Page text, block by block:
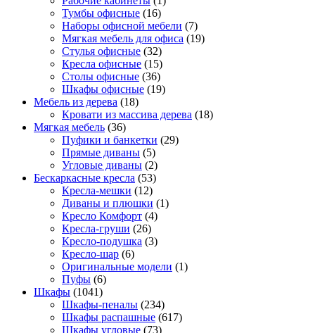
Тумбы офисные (16)
Наборы офисной мебели (7)
Мягкая мебель для офиса (19)
Стулья офисные (32)
Кресла офисные (15)
Столы офисные (36)
Шкафы офисные (19)
Мебель из дерева (18)
Кровати из массива дерева (18)
Мягкая мебель (36)
Пуфики и банкетки (29)
Прямые диваны (5)
Угловые диваны (2)
Бескаркасные кресла (53)
Кресла-мешки (12)
Диваны и плюшки (1)
Кресло Комфорт (4)
Кресла-груши (26)
Кресло-подушка (3)
Кресло-шар (6)
Оригинальные модели (1)
Пуфы (6)
Шкафы (1041)
Шкафы-пеналы (234)
Шкафы распашные (617)
Шкафы угловые (73)